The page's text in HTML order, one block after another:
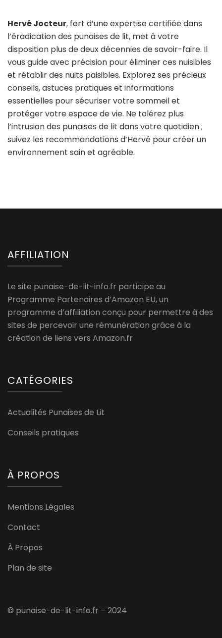
Hervé Jocteur, fort d’une expertise certifiée dans
l’éradication des punaises de lit, met à votre
disposition plus de deux décennies de savoir-faire. Il
vous guide avec précision pour éliminer ces nuisibles
et rétablir des nuits paisibles. Explorez ses précieux
conseils, astuces pratiques et informations
essentielles pour sécuriser votre sommeil et
protéger votre espace de vie. Ne tolérez plus
l’intrusion des punaises de lit dans votre quotidien ;
suivez les recommandations d’Hervé pour créer un
environnement sain et agréable.
AFFILIATION
Le site punaise-de-lit-info.fr participe au
Programme Partenaires d’Amazon EU, un
programme d’affiliation conçu pour permettre à des
sites de percevoir une rémunération grâce à la
création de liens vers Amazon.fr
CATÉGORIES
Actualités Punaises de Lit
Conseils pratiques
À PROPOS
Mentions Légales
Contact
À Propos
Plan de site
© punaise-de-lit-info.fr – 2024